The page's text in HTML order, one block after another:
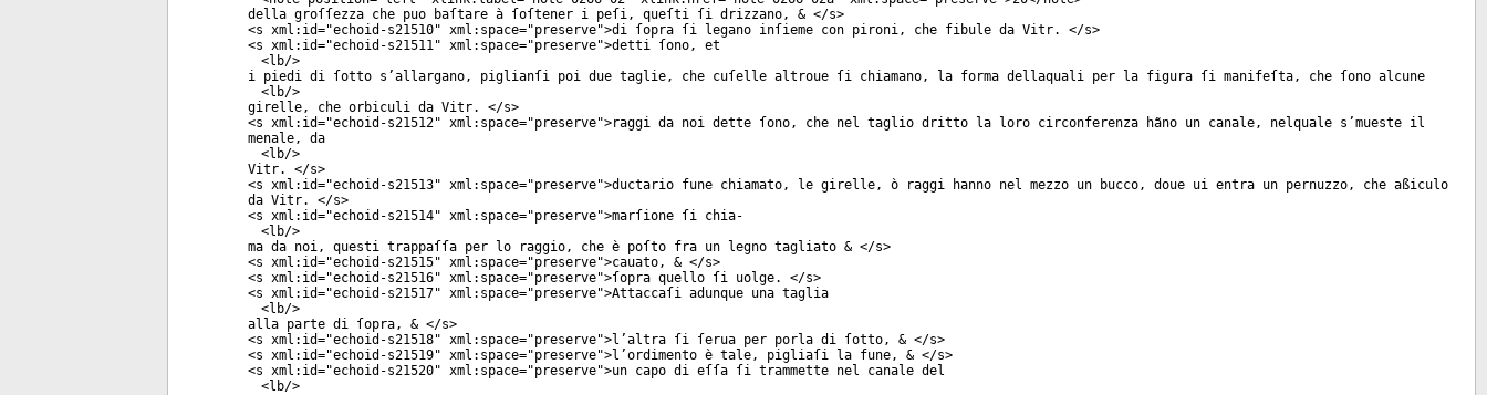
della groſſezza che puo baſtare à ſoſtener i peſi, queſti ſi drizzano, & </s>
<s xml:id="echoid-s21510" xml:space="preserve">di ſopra ſi legano inſieme con pironi, che fibule da Vitr. </s>
<s xml:id="echoid-s21511" xml:space="preserve">detti ſono, et
<lb/>
i piedi di ſotto s’allargano, piglianſi poi due taglie, che cuſelle altroue ſi chiamano, la forma dellaquali per la figura ſi manifeſta, che ſono alcune
<lb/>
girelle, che orbiculi da Vitr. </s>
<s xml:id="echoid-s21512" xml:space="preserve">raggi da noi dette ſono, che nel taglio dritto la loro circonferenza hãno un canale, nelquale s’mueste il
menale, da
<lb/>
Vitr. </s>
<s xml:id="echoid-s21513" xml:space="preserve">ductario fune chiamato, le girelle, ò raggi hanno nel mezzo un bucco, doue ui entra un pernuzzo, che aßiculo
da Vitr. </s>
<s xml:id="echoid-s21514" xml:space="preserve">marſione ſi chia-
<lb/>
ma da noi, questi trappaſſa per lo raggio, che è poſto fra un legno tagliato & </s>
<s xml:id="echoid-s21515" xml:space="preserve">cauato, & </s>
<s xml:id="echoid-s21516" xml:space="preserve">ſopra quello ſi uolge. </s>
<s xml:id="echoid-s21517" xml:space="preserve">Attaccaſi adunque una taglia
<lb/>
alla parte di ſopra, & </s>
<s xml:id="echoid-s21518" xml:space="preserve">l’altra ſi ſerua per porla di ſotto, & </s>
<s xml:id="echoid-s21519" xml:space="preserve">l’ordimento è tale, pigliaſi la fune, & </s>
<s xml:id="echoid-s21520" xml:space="preserve">un capo di eſſa ſi trammette nel canale del
<lb/>